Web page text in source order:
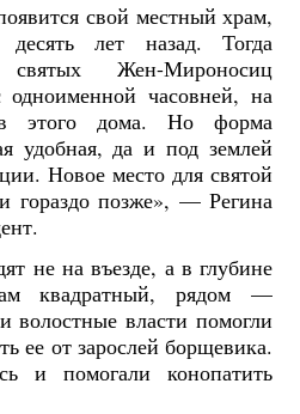
свой местный храм,
десять лет назад. Тогда
святых Жен-Мироносиц
часовней, на
этого дома. Но форма
удобная, да и под землей
Новое место для святой
гораздо позже», — Регина
не на въезде, а в глубине
квадратный, рядом —
волостные власти помогли
ее от зарослей борщевика.
и помогали конопатить